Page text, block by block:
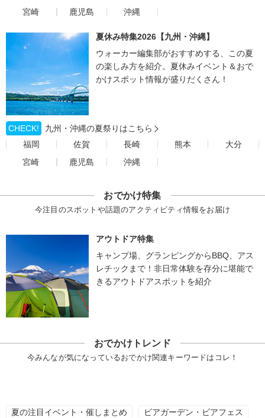
宮崎
鹿児島 沖縄
夏休み特集2026【九州・沖縄】
ウォーカー編集部がおすすめする、この夏
の楽しみ方を紹介。夏休みイベント＆おで
かけスポット情報が盛りだくさん！
CHECK!
九州・沖縄の夏祭りはこちら
福岡
佐賀 長崎 熊本
大分
宮崎
鹿児島 沖縄
おでかけ特集
今注目のスポットや話題のアクティビティ情報をお届け
アウトドア特集
キャンプ場、グランピングからBBQ、アス
レチックまで！非日常体験を存分に堪能で
きるアウトドアスポットを紹介
おでかけトレンド
今みんなが気になっているおでかけ関連キーワードはコレ！
夏の注目イベント・催しまとめ ビアガーデン・ビアフェス